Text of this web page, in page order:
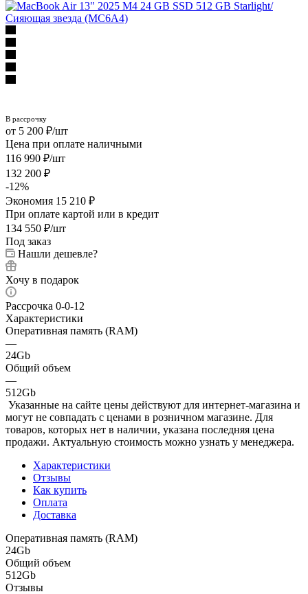
5 200 ₽/шт
Цена при оплате наличными
116 990 ₽/шт
132 200 ₽
-12%
Экономия 15 210 ₽
При оплате картой или в кредит
134 550 ₽/шт
Под заказ
Нашли дешевле?
Хочу в подарок
Рассрочка 0-0-12
Характеристики
Оперативная память (RAM)
—
24Gb
Общий объем
—
512Gb
Указанные на сайте цены действуют для интернет-магазина и
могут не совпадать с ценами в розничном магазине. Для
товаров, которых нет в наличии, указана последняя цена
продажи. Актуальную стоимость можно узнать у менеджера.
Характеристики
Отзывы
Как купить
Оплата
Доставка
Оперативная память (RAM)
24Gb
Общий объем
512Gb
Отзывы